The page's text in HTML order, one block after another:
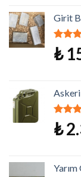
Girit
5
5.00
₺
5
5.00
₺